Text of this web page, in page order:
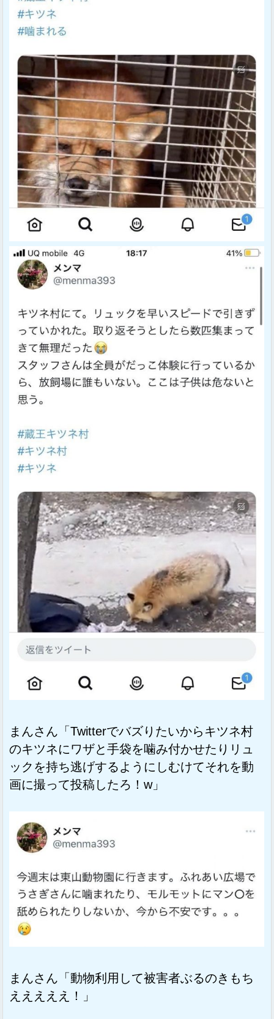
まんさん「Twitterでバズりたいからキツネ村
のキツネにワザと手袋を噛み付かせたりリュ
ックを持ち逃げするようにしむけてそれを動
画に撮って投稿したろ！w」
まんさん「動物利用して被害者ぶるのきもち
えええええ！」